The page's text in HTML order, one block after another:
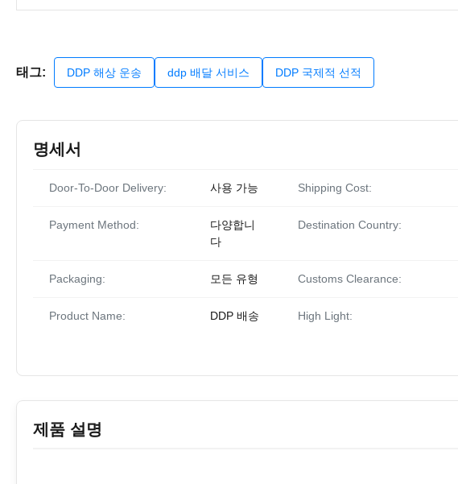
태그: DDP 해상 운송 ddp 배달 서비스 DDP 국제적 선적
명세서
Door-To-Door Delivery: 사용 가능 Shipping Cost:
Payment Method:
다양합니
다
Destination Country:
Packaging: 모든 유형 Customs Clearance:
Product Name: DDP 배송 High Light:
제품 설명